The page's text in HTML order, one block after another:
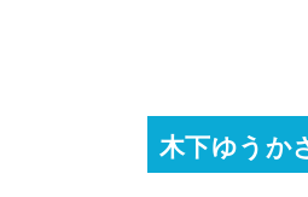
木下ゆうか